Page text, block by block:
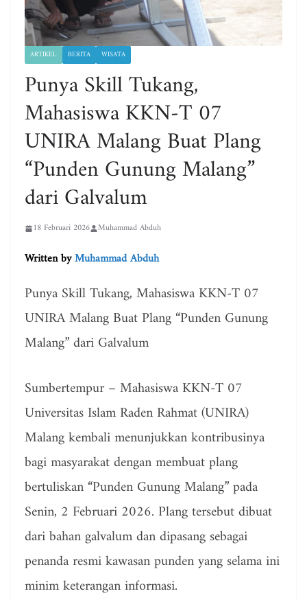
ARTIKEL BERITA WISATA
Punya Skill Tukang,
Mahasiswa KKN-T 07
UNIRA Malang Buat Plang
“Punden Gunung Malang”
dari Galvalum
18 Februari 2026 Muhammad Abduh
Written byMuhammad Abduh
Punya Skill Tukang, Mahasiswa KKN-T 07
UNIRA Malang Buat Plang “Punden Gunung
Malang” dari Galvalum
Sumbertempur – Mahasiswa KKN-T 07
Universitas Islam Raden Rahmat (UNIRA)
Malang kembali menunjukkan kontribusinya
bagi masyarakat dengan membuat plang
bertuliskan “Punden Gunung Malang” pada
Senin, 2 Februari 2026. Plang tersebut dibuat
dari bahan galvalum dan dipasang sebagai
penanda resmi kawasan punden yang selama ini
minim keterangan informasi.